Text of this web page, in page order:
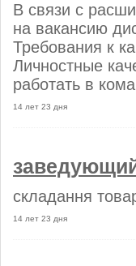
В связи с
на вакансию
Требования к
Личностные
работать в
14 лет 23 дня
складання
14 лет 23 дня